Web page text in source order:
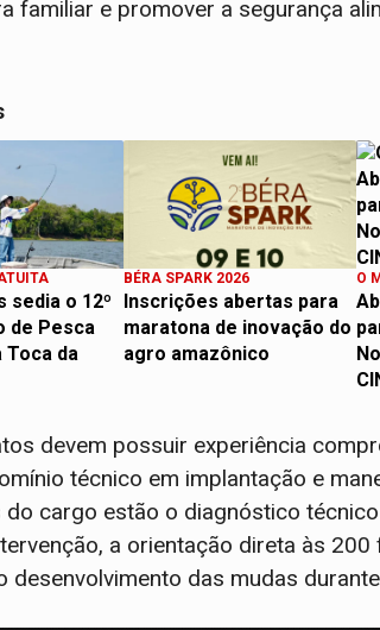
familiar e promover a segurança
sedia o 12º
de Pesca
Toca da
BÉRA SPARK 2026
Inscrições abertas para
maratona de inovação do
agro amazônico
O
devem possuir experiência
técnico em implantação e
do cargo estão o diagnóstico
a orientação direta às
desenvolvimento das mudas